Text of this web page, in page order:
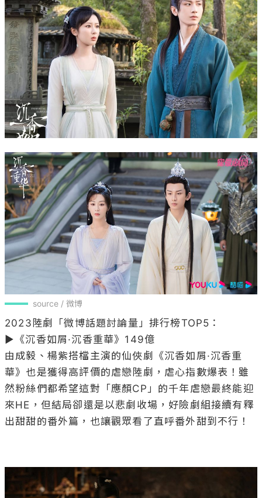
source / 微博
2023陸劇「微博話題討論量」排行榜TOP5：
▶《沉香如屑·沉香重華》149億
由成毅、楊紫搭檔主演的仙俠劇《沉香如屑·沉香重
華》也是獲得高評價的虐戀陸劇，虐心指數爆表！雖
然粉絲們都希望這對「應顏CP」的千年虐戀最終能迎
來HE，但結局卻還是以悲劇收場，好險劇組接續有釋
出甜甜的番外篇，也讓觀眾看了直呼番外甜到不行！